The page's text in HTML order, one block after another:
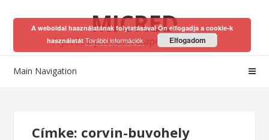
to
navigation
to
content
MICRED
A jövőt a jelenben alapozhatod meg!
Main Navigation
Címke: corvin-buvohely
A weboldal használatának folytatásával Ön elfogadja a cookie-k
használatátTovábbi információk Elfogadom